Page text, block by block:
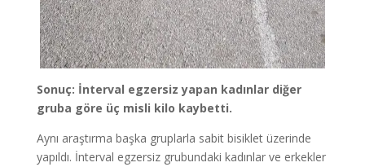
Sonuç: İnterval egzersiz yapan kadınlar diğer
gruba göre üç misli kilo kaybetti.
Aynı araştırma başka gruplarla sabit bisiklet üzerinde
yapıldı. İnterval egzersiz grubundaki kadınlar ve erkekler